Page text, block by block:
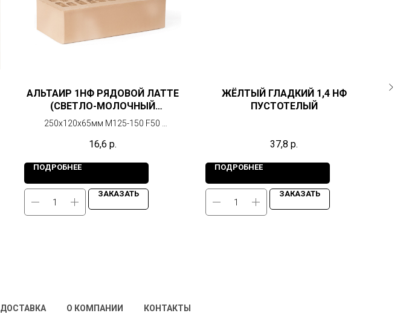
АЛЬТАИР 1НФ РЯДОВОЙ ЛАТТЕ
(СВЕТЛО-МОЛОЧНЫЙ
ШОКОЛАД)
250х120х65мм М125-150 F50
16,6 р.
ПОДРОБНЕЕ
ЗАКАЗАТЬ
ЖЁЛТЫЙ ГЛАДКИЙ 1,4 НФ
ПУСТОТЕЛЫЙ
37,8 р.
ПОДРОБНЕЕ
ЗАКАЗАТЬ
ДОСТАВКА О КОМПАНИИ КОНТАКТЫ